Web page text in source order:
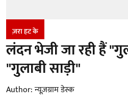
ज़रा हट के
लंदन भेजी जा रही हैं
"गुलाबी साड़ी"
Author:न्यूज़ग्राम डेस्क